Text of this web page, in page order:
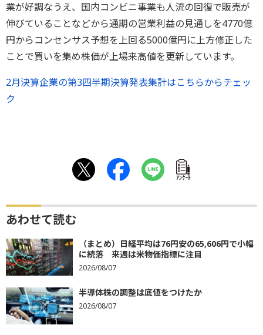
業が好調なうえ、国内コンビニ事業も人流の回復で販売が
伸びていることなどから通期の営業利益の見通しを4770億
円からコンセンサス予想を上回る5000億円に上方修正した
ことで買いを集め株価が上場来高値を更新しています。
2月決算企業の第3四半期決算発表集計はこちらからチェッ
ク
ｱﾝｹｰﾄ
あわせて読む
（まとめ）日経平均は76円安の65,606円で小幅
に続落 来週は米物価指標に注目
2026/08/07
半導体株の調整は底値をつけたか
2026/08/07